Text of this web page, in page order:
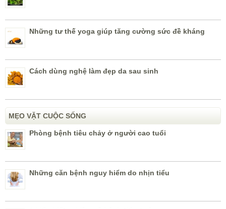
Những tư thế yoga giúp tăng cường sức đề kháng
Cách dùng nghệ làm đẹp da sau sinh
MẸO VẶT CUỘC SỐNG
Phòng bệnh tiêu chảy ở người cao tuổi
Những căn bệnh nguy hiểm do nhịn tiểu